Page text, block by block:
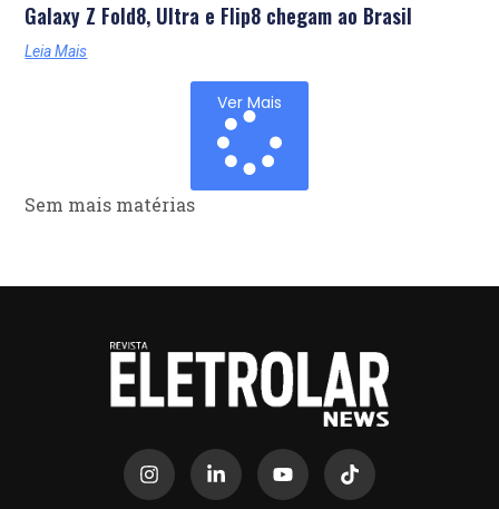
Galaxy Z Fold8, Ultra e Flip8 chegam ao Brasil
Leia Mais
Ver Mais
Sem mais matérias